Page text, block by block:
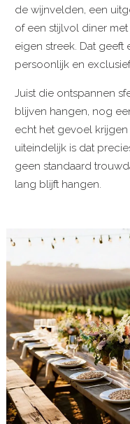
de wijnvelden, een
of een stijlvol diner
eigen streek. Dat
persoonlijk en
Juist die ontspannen
blijven hangen, nog
echt het gevoel
uiteindelijk is dat
geen standaard
lang blijft hangen.